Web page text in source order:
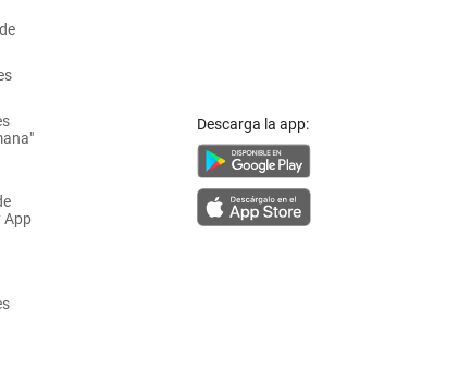
App
Descarga la app: